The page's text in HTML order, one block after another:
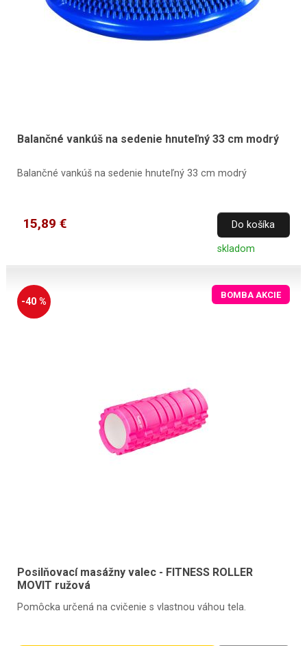
Balančné vankúš na sedenie hnuteľný 33 cm modrý
Balančné vankúš na sedenie hnuteľný 33 cm modrý
15,89 € Do košíka
skladom
-40 %
BOMBA AKCIE
Posilňovací masážny valec - FITNESS ROLLER
MOVIT ružová
Pomôcka určená na cvičenie s vlastnou váhou tela.